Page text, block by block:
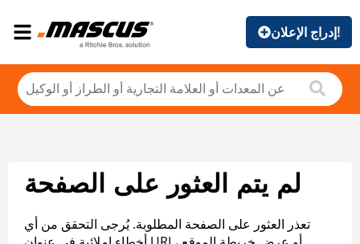
إدراج الإعلان!
لم يتم العثور على الصفحة
تعذر العثور على الصفحة المطلوبة. يُرجى التحقق من أي